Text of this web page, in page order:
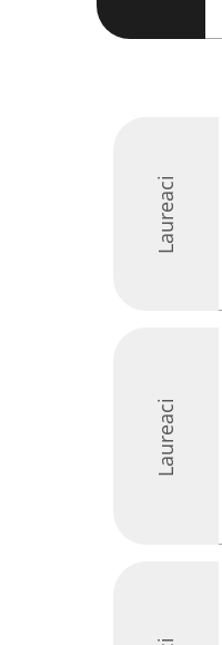
Laureaci
Laureaci